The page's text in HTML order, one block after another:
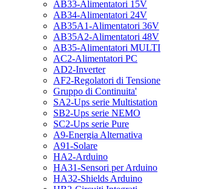
AB33-Alimentatori 15V
AB34-Alimentatori 24V
AB35A1-Alimentatori 36V
AB35A2-Alimentatori 48V
AB35-Alimentatori MULTI
AC2-Alimentatori PC
AD2-Inverter
AF2-Regolatori di Tensione
Gruppo di Continuita'
SA2-Ups serie Multistation
SB2-Ups serie NEMO
SC2-Ups serie Pure
A9-Energia Alternativa
A91-Solare
HA2-Arduino
HA31-Sensori per Arduino
HA32-Shields Arduino